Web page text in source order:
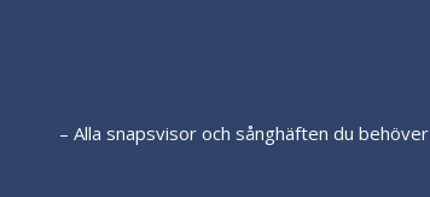
– Alla snapsvisor och sånghäften du behöver